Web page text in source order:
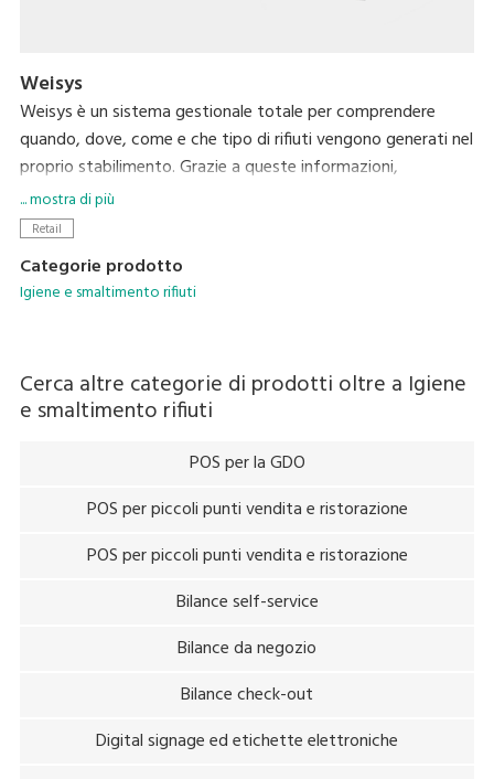
Weisys
Weisys è un sistema gestionale totale per comprendere
quando, dove, come e che tipo di rifiuti vengono generati nel
proprio stabilimento. Grazie a queste informazioni,
visualizzabili per l’analisi su un PC centrale, è possibile ridurre
il volume totale dei rifiuti prodotti monitorandone la
... mostra di più
Retail
Categorie prodotto
Igiene e smaltimento rifiuti
Cerca altre categorie di prodotti oltre a Igiene
e smaltimento rifiuti
POS per la GDO
POS per piccoli punti vendita e ristorazione
POS per piccoli punti vendita e ristorazione
Bilance self-service
Bilance da negozio
Bilance check-out
Digital signage ed etichette elettroniche